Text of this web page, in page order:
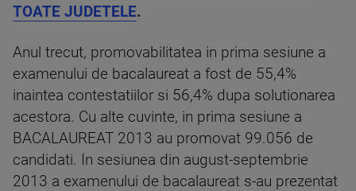
TOATE JUDETELE.
Anul trecut, promovabilitatea in prima sesiune a
examenului de bacalaureat a fost de 55,4%
inaintea contestatiilor si 56,4% dupa solutionarea
acestora. Cu alte cuvinte, in prima sesiune a
BACALAUREAT 2013 au promovat 99.056 de
candidati. In sesiunea din august-septembrie
2013 a examenului de bacalaureat s-au prezentat